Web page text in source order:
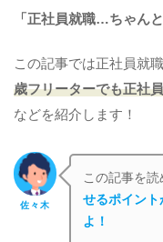
「正社員就職…ちゃん
この記事では正社員就
歳フリーターでも正社
などを紹介します！
佐々木
この記事を
せるポイン
よ！